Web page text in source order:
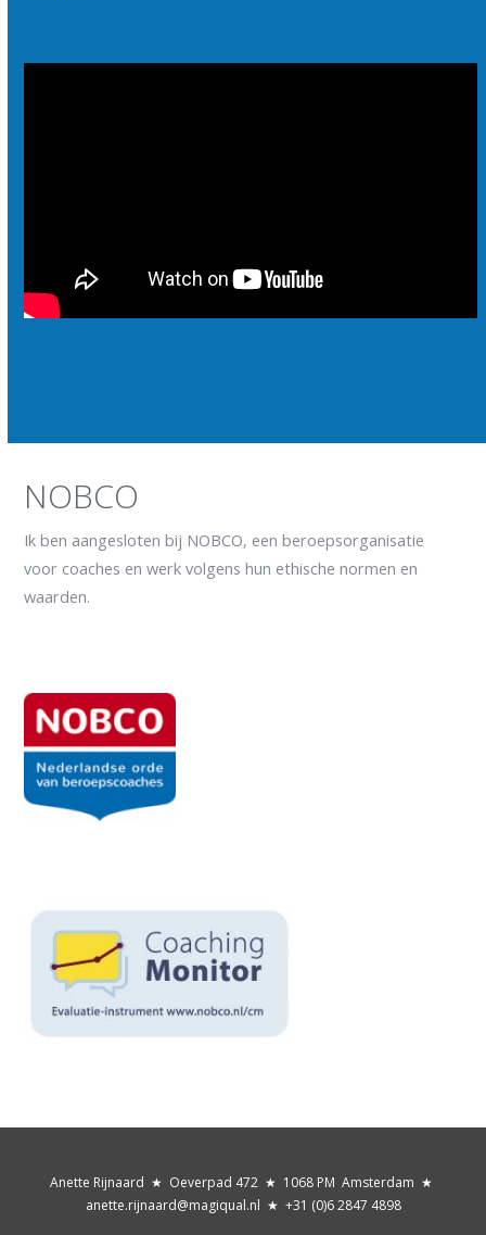
NOBCO
Ik ben aangesloten bij NOBCO, een beroepsorganisatie
voor coaches en werk volgens hun ethische normen en
waarden.
Anette Rijnaard ★ Oeverpad 472 ★ 1068 PM Amsterdam ★
anette.rijnaard@magiqual.nl ★ +31 (0)6 2847 4898